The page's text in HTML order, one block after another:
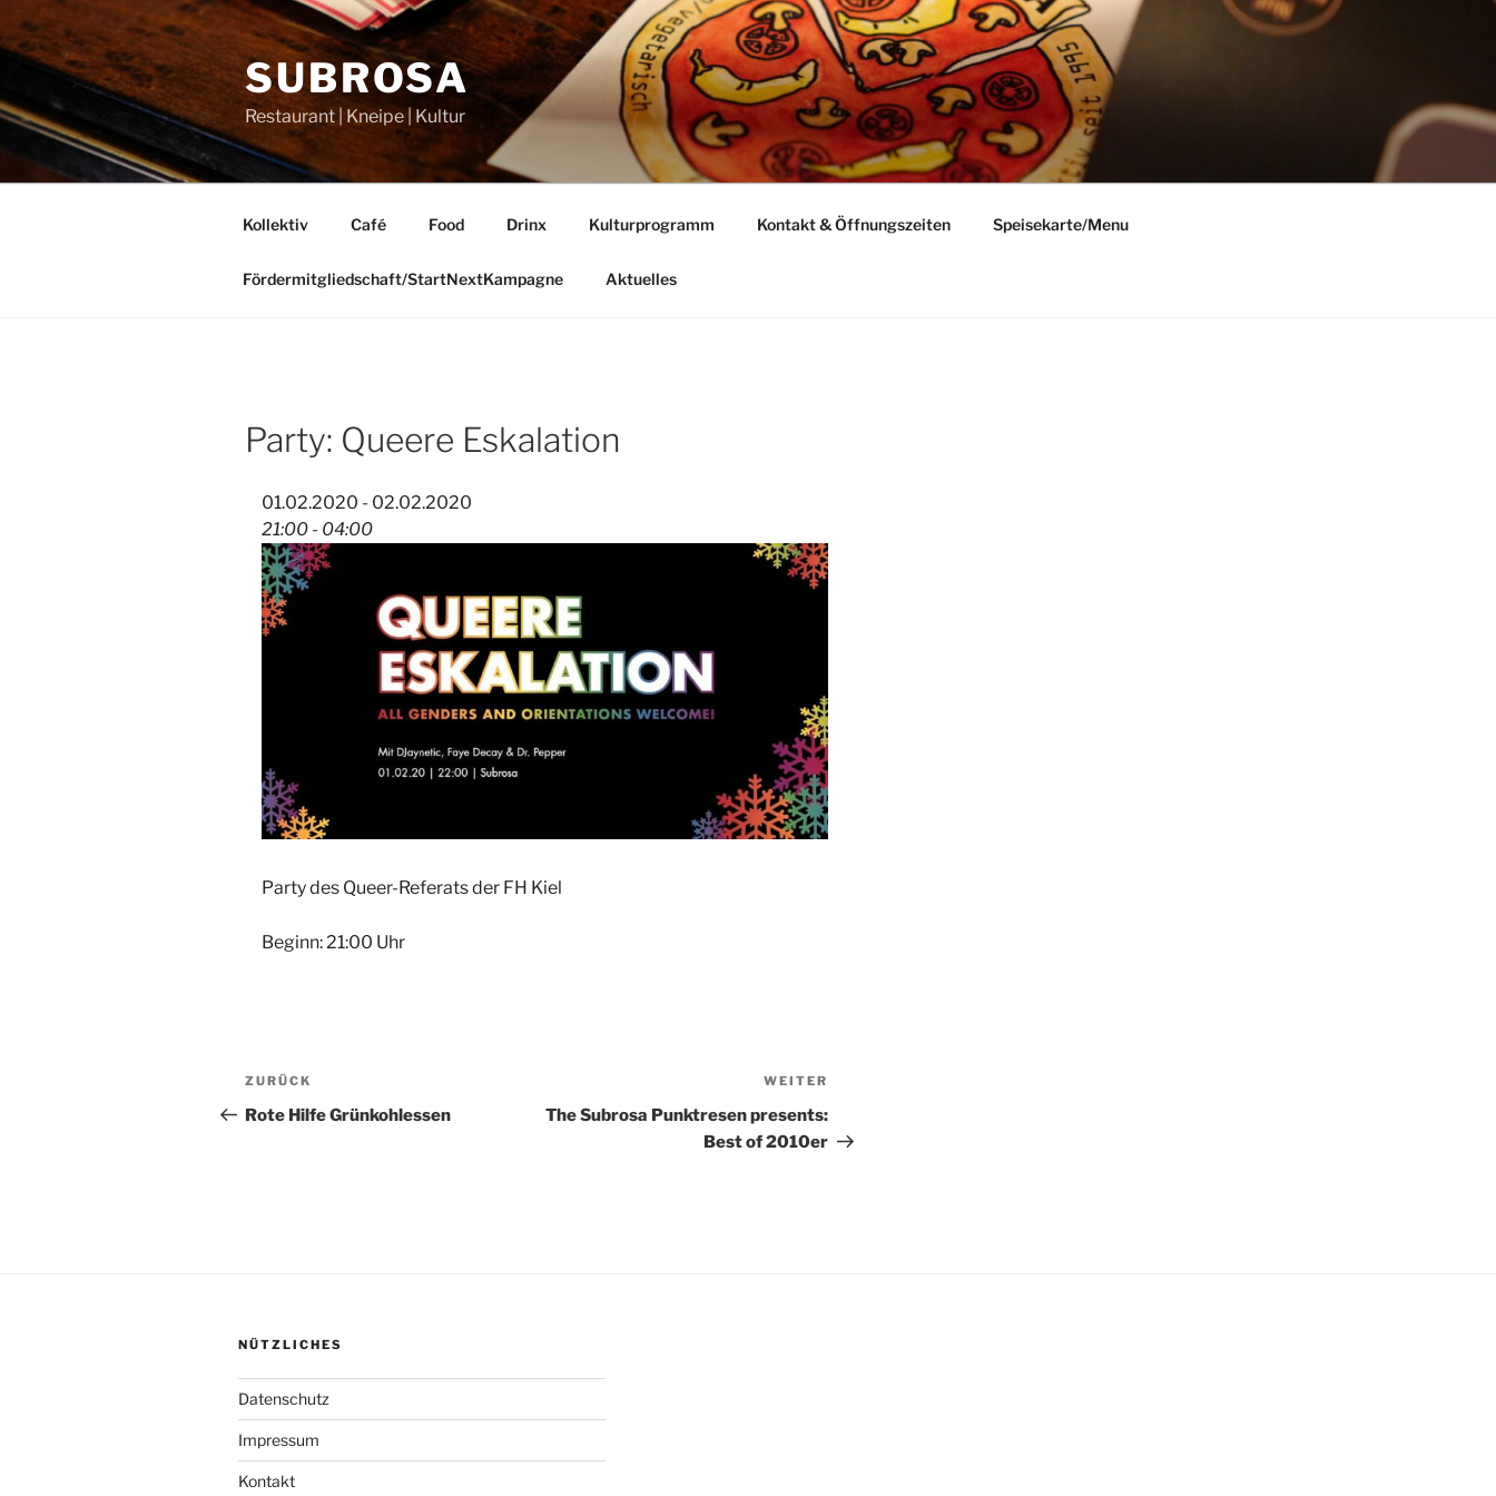
Inhalt
springen
SUBROSA
Restaurant | Kneipe | Kultur
Kollektiv Café Food Drinx Kulturprogramm Kontakt & Öffnungszeiten Speisekarte/Menu
Fördermitgliedschaft/StartNextKampagne Aktuelles
Party: Queere Eskalation
01.02.2020 - 02.02.2020
21:00 - 04:00
Party des Queer-Referats der FH Kiel
Beginn: 21:00 Uhr
Beitragsnavigation
Vorheriger
Beitrag
ZURÜCK
Rote Hilfe Grünkohlessen
Beitrag
WEITER
The Subrosa Punktresen presents:
Best of 2010er
NÜTZLICHES
Datenschutz
Impressum
Kontakt